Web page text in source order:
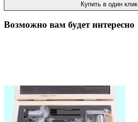
Купить в один клик
Возможно вам будет интересно